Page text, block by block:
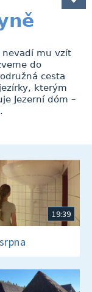
nevadí mu vzít
do
cesta
kterým
Jezerní dóm –
19:39